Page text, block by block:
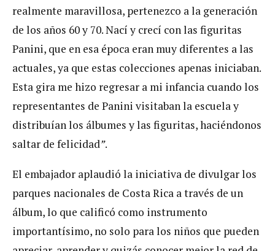
realmente maravillosa, pertenezco a la generación
de los años 60 y 70. Nací y crecí con las figuritas
Panini, que en esa época eran muy diferentes a las
actuales, ya que estas colecciones apenas iniciaban.
Esta gira me hizo regresar a mi infancia cuando los
representantes de Panini visitaban la escuela y
distribuían los álbumes y las figuritas, haciéndonos
saltar de felicidad”.
El embajador aplaudió la iniciativa de divulgar los
parques nacionales de Costa Rica a través de un
álbum, lo que calificó como instrumento
importantísimo, no solo para los niños que pueden